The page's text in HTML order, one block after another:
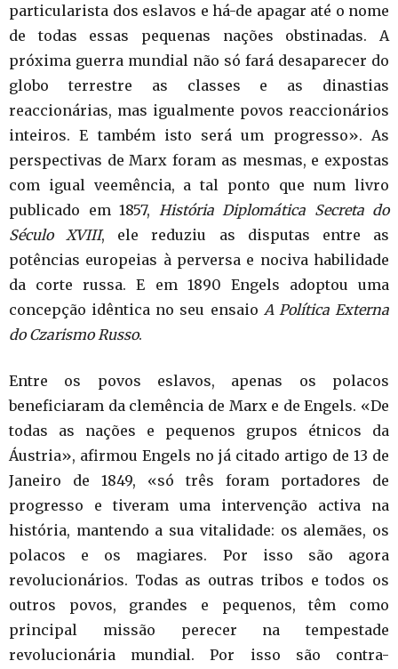
particularista dos eslavos e há-de apagar até o nome
de todas essas pequenas nações obstinadas. A
próxima guerra mundial não só fará desaparecer do
globo terrestre as classes e as dinastias
reaccionárias, mas igualmente povos reaccionários
inteiros. E também isto será um progresso». As
perspectivas de Marx foram as mesmas, e expostas
com igual veemência, a tal ponto que num livro
publicado em 1857,
História Diplomática Secreta do
Século XVIII, ele reduziu as disputas entre as
potências europeias à perversa e nociva habilidade
da corte russa. E em 1890 Engels adoptou uma
concepção idêntica no seu ensaio A Política Externa
do Czarismo Russo.
Entre os povos eslavos, apenas os polacos
beneficiaram da clemência de Marx e de Engels. «De
todas as nações e pequenos grupos étnicos da
Áustria», afirmou Engels no já citado artigo de 13 de
Janeiro de 1849, «só três foram portadores de
progresso e tiveram uma intervenção activa na
história, mantendo a sua vitalidade: os alemães, os
polacos e os magiares. Por isso são agora
revolucionários. Todas as outras tribos e todos os
outros povos, grandes e pequenos, têm como
principal missão perecer na tempestade
revolucionária mundial. Por isso são contra-